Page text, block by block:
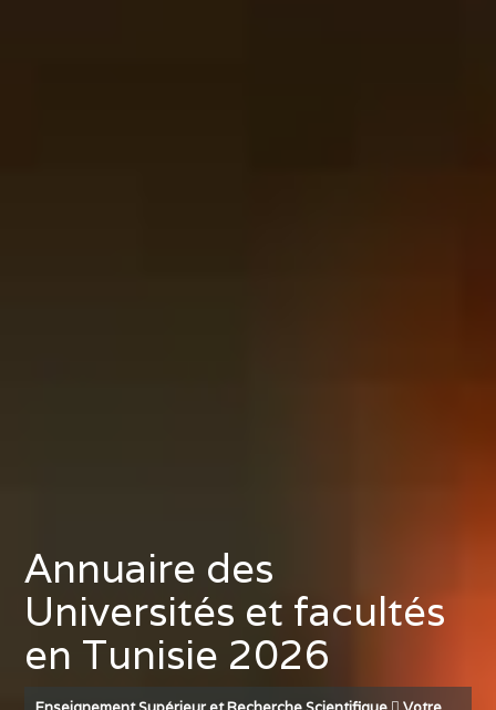
Annuaire des
Universités et facultés
en Tunisie 2026